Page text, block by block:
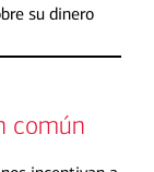
su dinero
común